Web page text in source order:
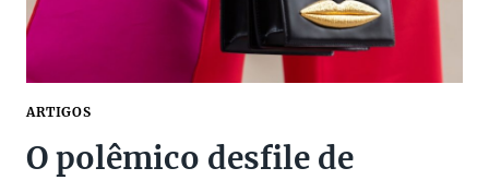
ARTIGOS
O polêmico desfile de